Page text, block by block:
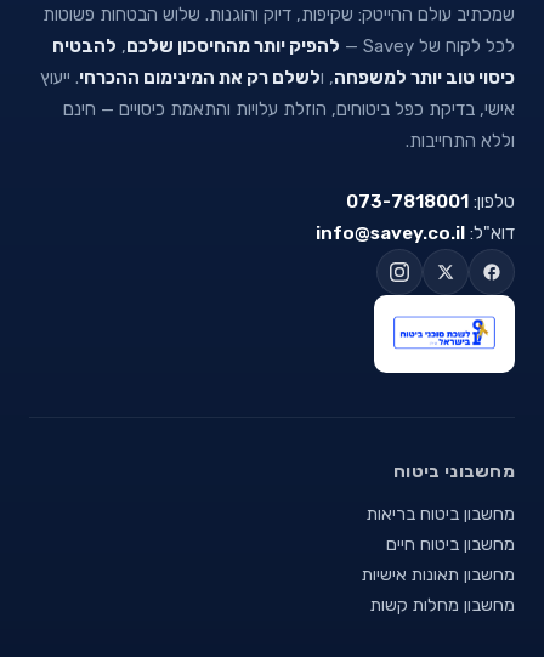
שמכתיב עולם ההייטק: שקיפות, דיוק והוגנות. שלוש הבטחות פשוטות
לכל לקוח של Savey —
להפיק יותר מהחיסכון שלכם, להבטיח
כיסוי טוב יותר למשפחה, ולשלם רק את המינימום ההכרחי. ייעוץ
אישי, בדיקת כפל ביטוחים, הוזלת עלויות והתאמת כיסויים — חינם
וללא התחייבות.
טלפון: 073-7818001
דוא"ל: info@savey.co.il
מחשבוני ביטוח
מחשבון ביטוח בריאות
מחשבון ביטוח חיים
מחשבון תאונות אישיות
מחשבון מחלות קשות